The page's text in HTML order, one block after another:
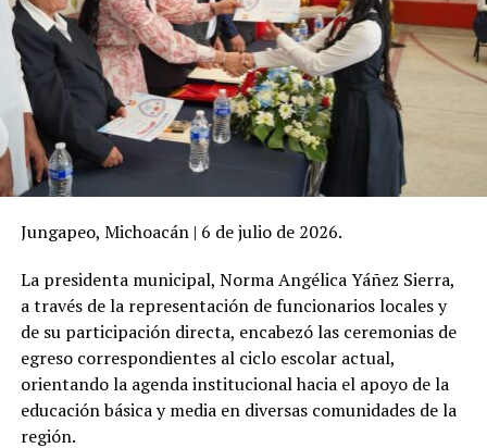
Jungapeo, Michoacán | 6 de julio de 2026.
La presidenta municipal, Norma Angélica Yáñez Sierra,
a través de la representación de funcionarios locales y
de su participación directa, encabezó las ceremonias de
egreso correspondientes al ciclo escolar actual,
orientando la agenda institucional hacia el apoyo de la
educación básica y media en diversas comunidades de la
región.